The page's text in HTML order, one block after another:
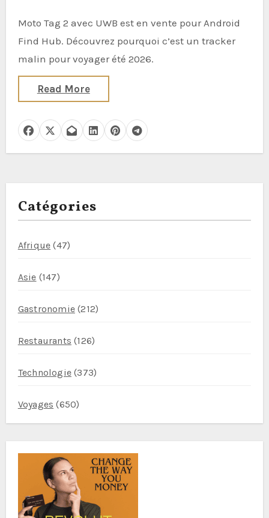
Moto Tag 2 avec UWB est en vente pour Android
Find Hub. Découvrez pourquoi c’est un tracker
malin pour voyager été 2026.
Read More
Catégories
Afrique (47)
Asie (147)
Gastronomie(212)
Restaurants (126)
Technologie(373)
Voyages (650)